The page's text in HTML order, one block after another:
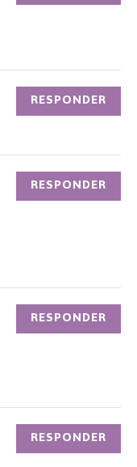
RESPONDER
RESPONDER
RESPONDER
RESPONDER